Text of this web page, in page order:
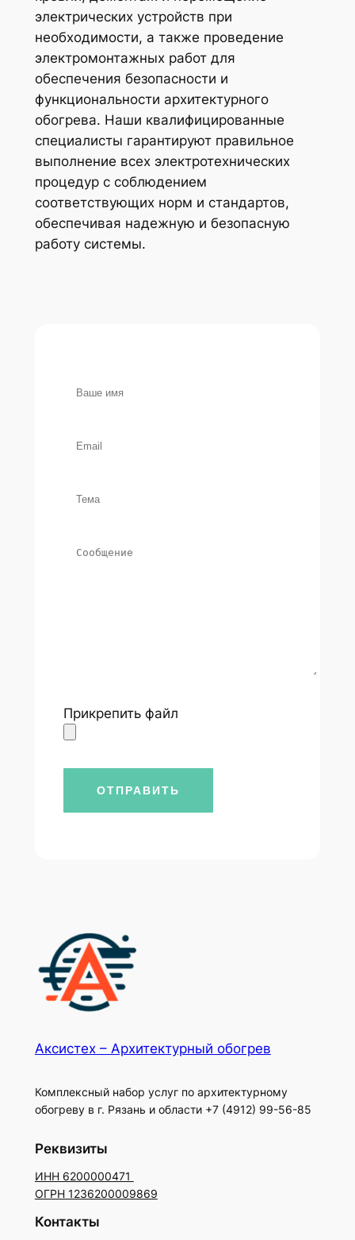
электрических устройств при
необходимости, а также проведение
электромонтажных работ для
обеспечения безопасности и
функциональности архитектурного
обогрева. Наши квалифицированные
специалисты гарантируют правильное
выполнение всех электротехнических
процедур с соблюдением
соответствующих норм и стандартов,
обеспечивая надежную и безопасную
работу системы.
Прикрепить файл
Акcистех – Архитектурный обогрев
Комплексный набор услуг по архитектурному
обогреву в г. Рязань и области +7 (4912) 99-56-85
Реквизиты
ИНН 6200000471
ОГРН 1236200009869
Контакты